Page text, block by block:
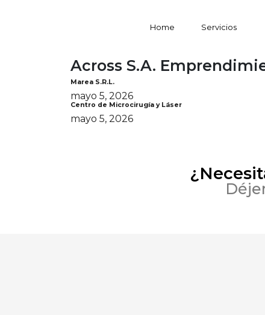
Home Servicios
Across S.A.
Marea S.R.L.
mayo 5, 2026
Centro de Microcirugía y Láser
mayo 5, 2026